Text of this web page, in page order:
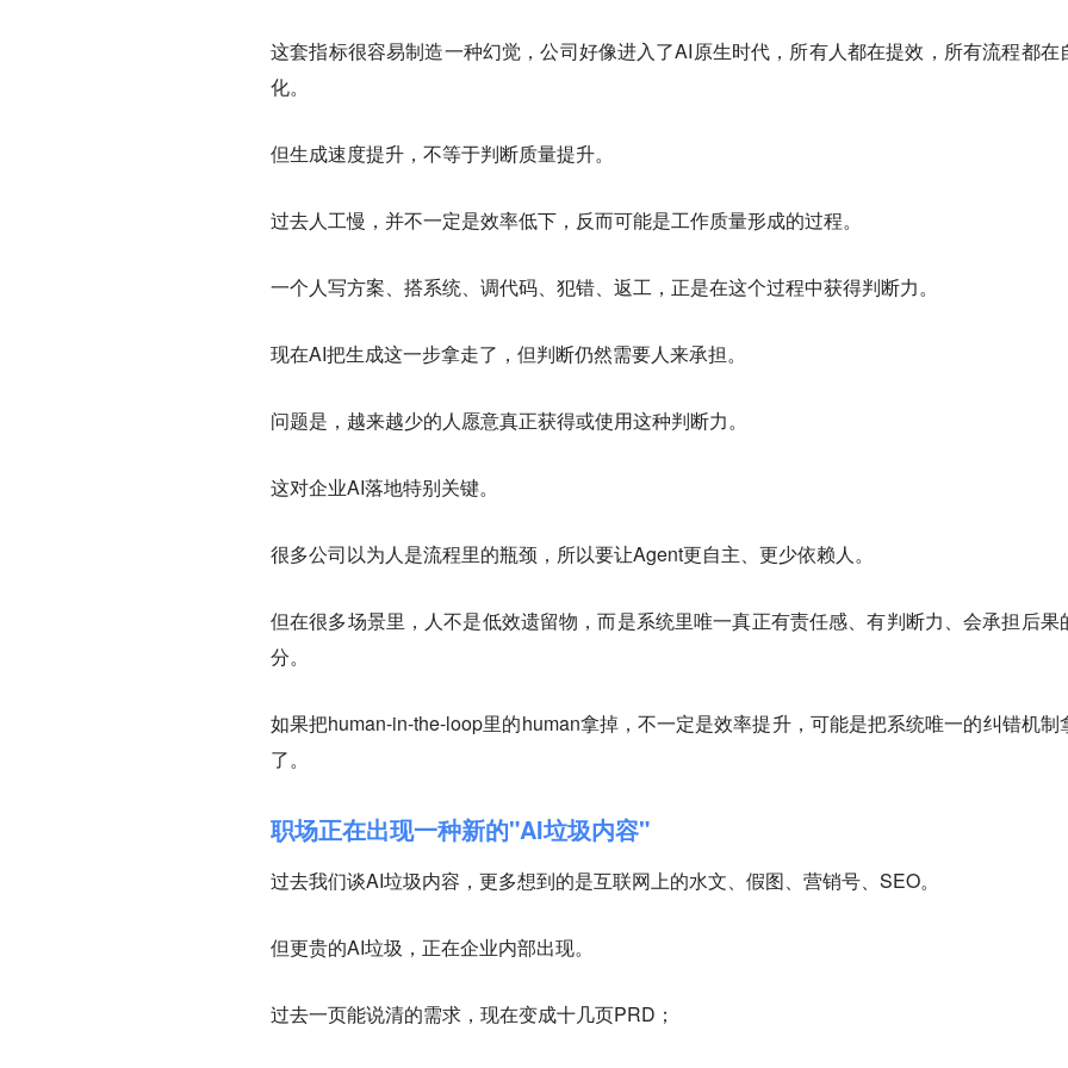
这套指标很容易制造一种幻觉，公司好像进入了AI原生时代，所有人都在提效，所有流程都在
化。
但生成速度提升，不等于判断质量提升。
过去人工慢，并不一定是效率低下，反而可能是工作质量形成的过程。
一个人写方案、搭系统、调代码、犯错、返工，正是在这个过程中获得判断力。
现在AI把生成这一步拿走了，但判断仍然需要人来承担。
问题是，越来越少的人愿意真正获得或使用这种判断力。
这对企业AI落地特别关键。
很多公司以为人是流程里的瓶颈，所以要让Agent更自主、更少依赖人。
但在很多场景里，人不是低效遗留物，而是系统里唯一真正有责任感、有判断力、会承担后果
分。
如果把human-in-the-loop里的human拿掉，不一定是效率提升，可能是把系统唯一的纠错机制
了。
职场正在出现一种新的"AI垃圾内容"
过去我们谈AI垃圾内容，更多想到的是互联网上的水文、假图、营销号、SEO。
但更贵的AI垃圾，正在企业内部出现。
过去一页能说清的需求，现在变成十几页PRD；